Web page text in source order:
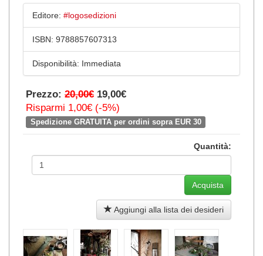
Editore: #logosedizioni
ISBN: 9788857607313
Disponibilità: Immediata
Prezzo: 20,00€ 19,00€
Risparmi 1,00€ (-5%)
Spedizione GRATUITA per ordini sopra EUR 30
Quantità:
Aggiungi alla lista dei desideri